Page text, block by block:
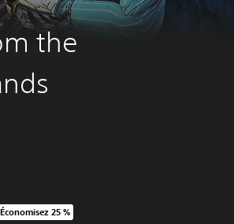
the
rapport au prix d'origine de €19,99
Économisez 25 %